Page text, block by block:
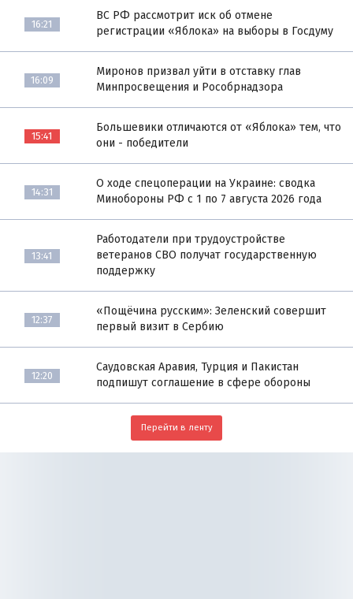
16:21
ВС РФ рассмотрит иск об отмене
регистрации «Яблока» на выборы в Госдуму
16:09
Миронов призвал уйти в отставку глав
Минпросвещения и Рособрнадзора
15:41
Большевики отличаются от «Яблока» тем, что
они - победители
14:31
О ходе спецоперации на Украине: сводка
Минобороны РФ с 1 по 7 августа 2026 года
13:41
Работодатели при трудоустройстве
ветеранов СВО получат государственную
поддержку
12:37
«Пощёчина русским»: Зеленский совершит
первый визит в Сербию
12:20
Саудовская Аравия, Турция и Пакистан
подпишут соглашение в сфере обороны
Перейти в ленту